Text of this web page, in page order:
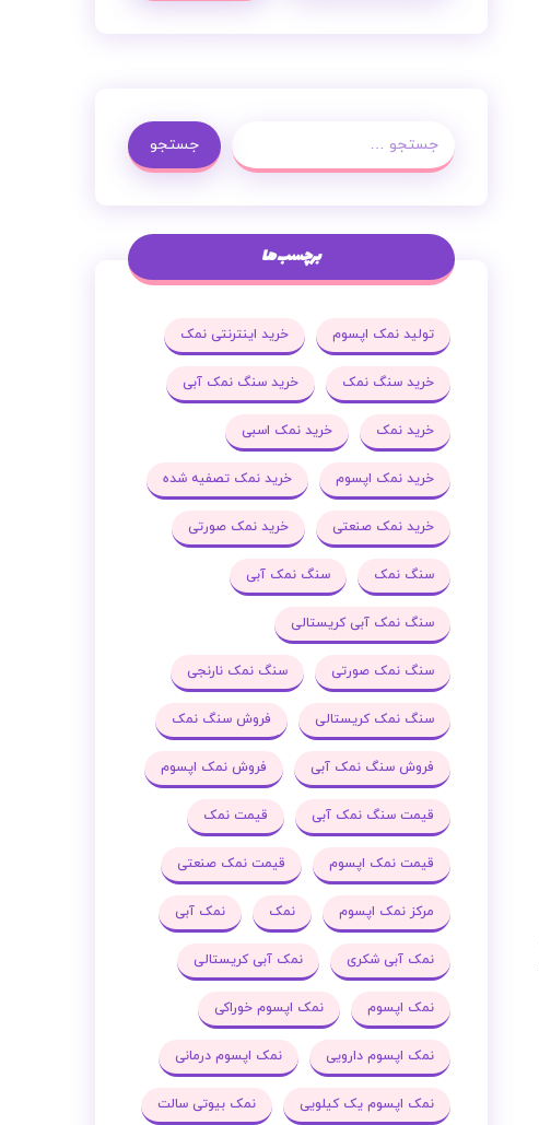
جستجو
برچسب ها
تولید نمک اپسوم خرید اینترنتی نمک
خرید سنگ نمک خرید سنگ نمک آبی
خرید نمک خرید نمک اسبی
خرید نمک اپسوم خرید نمک تصفیه شده
خرید نمک صنعتی خرید نمک صورتی
سنگ نمک سنگ نمک آبی
سنگ نمک آبی کریستالی
سنگ نمک صورتی سنگ نمک نارنجی
سنگ نمک کریستالی فروش سنگ نمک
فروش سنگ نمک آبی فروش نمک اپسوم
قیمت سنگ نمک آبی قیمت نمک
قیمت نمک اپسوم قیمت نمک صنعتی
مرکز نمک اپسوم نمک نمک آبی
نمک آبی شکری نمک آبی کریستالی
نمک اپسوم نمک اپسوم خوراکی
نمک اپسوم دارویی نمک اپسوم درمانی
نمک اپسوم یک کیلویی نمک بیوتی سالت